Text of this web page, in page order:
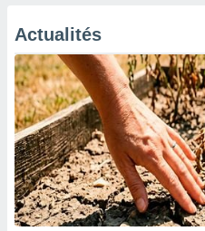
Actualités